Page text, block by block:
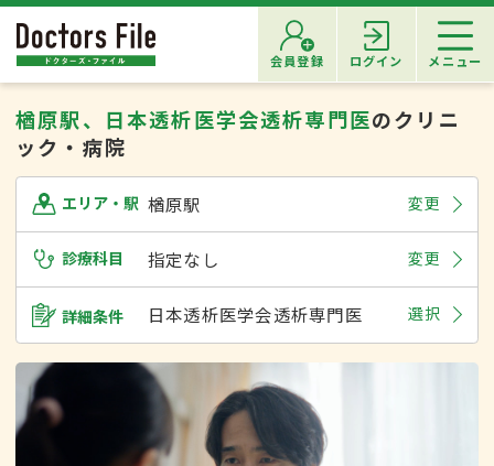
会員登録 ログイン メニュー
楢原駅、日本透析医学会透析専門医のクリニ
ック・病院
エリア・駅 楢原駅 変更
診療科目 指定なし 変更
詳細条件 日本透析医学会透析専門医 選択